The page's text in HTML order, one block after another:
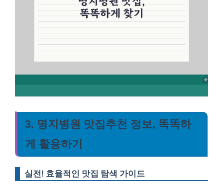
3. 명지병원 맛집추천 정보, 똑똑하
게 활용하기
실전! 효율적인 맛집 탐색 가이드